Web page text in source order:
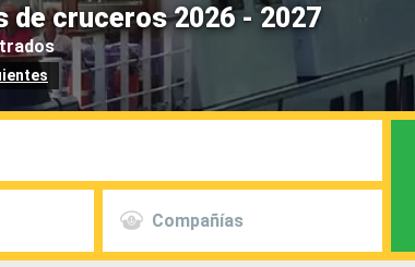
de cruceros 2026 - 2027
Compañías